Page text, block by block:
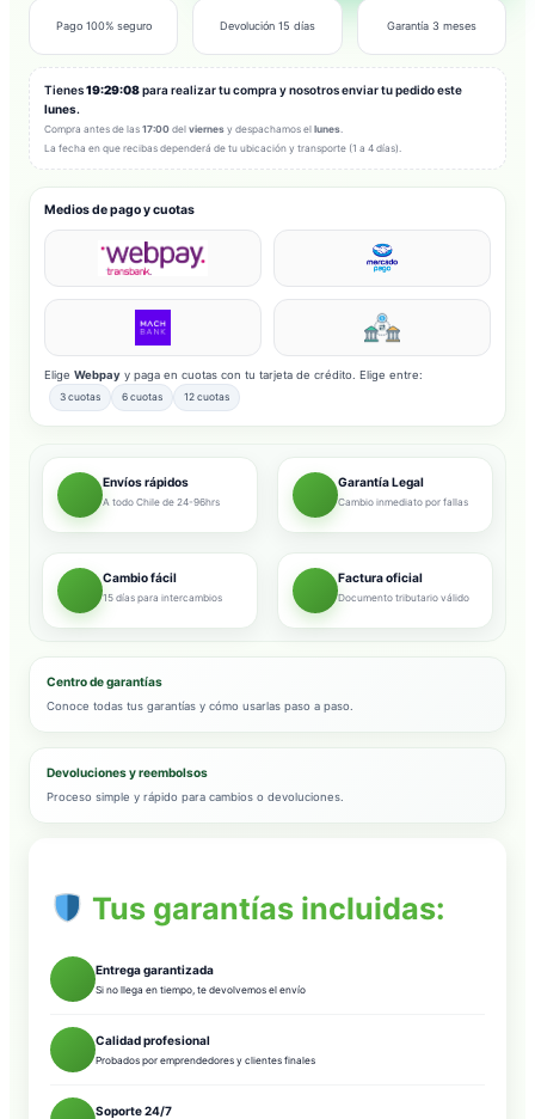
Pago 100% seguro Devolución 15 días Garantía 3 meses
Tienes19:29:06para realizar tu compra y nosotros enviar tu pedido este
lunes.
Compra antes de las 17:00 del viernes y despachamos el lunes.
La fecha en que recibas dependerá de tu ubicación y transporte (1 a 4 días).
Medios de pago y cuotas
Elige Webpay y paga en cuotas con tu tarjeta de crédito. Elige entre:
3 cuotas 6 cuotas 12 cuotas
Envíos rápidos
A todo Chile de 24-96hrs
Garantía Legal
Cambio inmediato por fallas
Cambio fácil
15 días para intercambios
Factura oficial
Documento tributario válido
Centro de garantías
Conoce todas tus garantías y cómo usarlas paso a paso.
Devoluciones y reembolsos
Proceso simple y rápido para cambios o devoluciones.
Tus garantías incluidas:
Entrega garantizada
Si no llega en tiempo, te devolvemos el envío
Calidad profesional
Probados por emprendedores y clientes finales
Soporte 24/7